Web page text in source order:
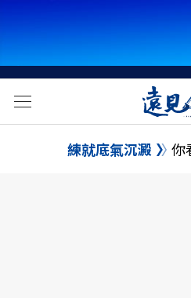
練就底氣沉澱 你